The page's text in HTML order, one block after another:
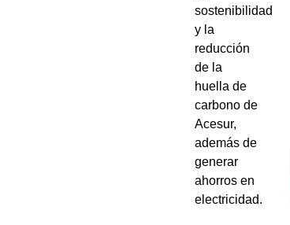
sostenibilidad
y la
reducción
de la
huella de
carbono de
Acesur,
además de
generar
ahorros en
electricidad.